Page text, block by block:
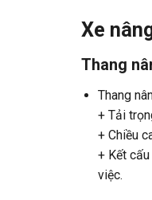
Xe
Thang
Thang
+ Tải
+ Chiều
+ Kết
việc.